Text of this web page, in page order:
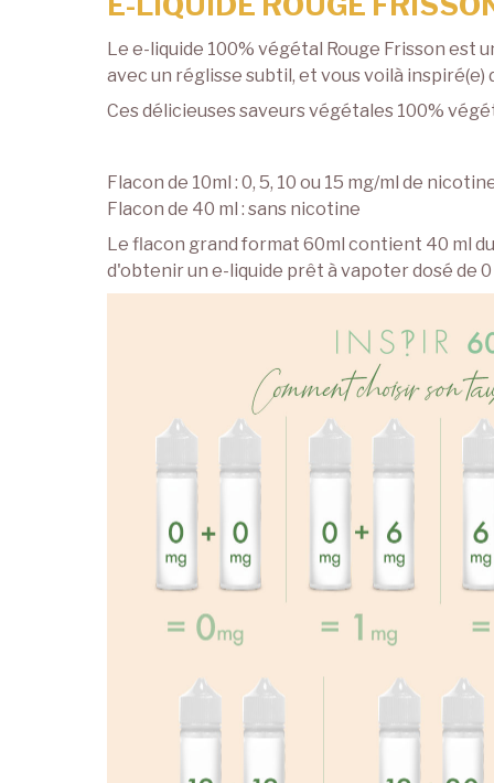
Le e-liquide 100% végétal Rouge Frisson est
avec un réglisse subtil, et vous voilà
Ces délicieuses saveurs végétales 100%
Flacon de 10ml : 0, 5, 10 ou 15 mg/ml de
Flacon de 40 ml : sans nicotine
Le flacon grand format 60ml contient 40 ml
d'obtenir un e-liquide prêt à vapoter dosé de 0